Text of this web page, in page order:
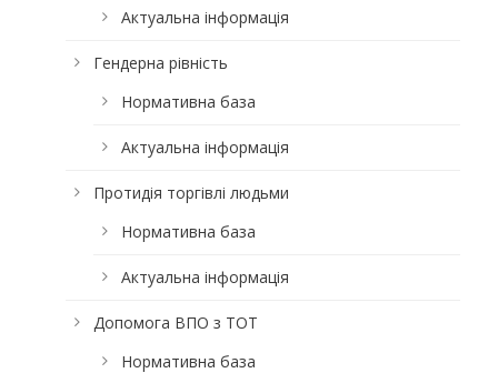
Актуальна інформація
Гендерна рівність
Нормативна база
Актуальна інформація
Протидія торгівлі людьми
Нормативна база
Актуальна інформація
Допомога ВПО з ТОТ
Нормативна база